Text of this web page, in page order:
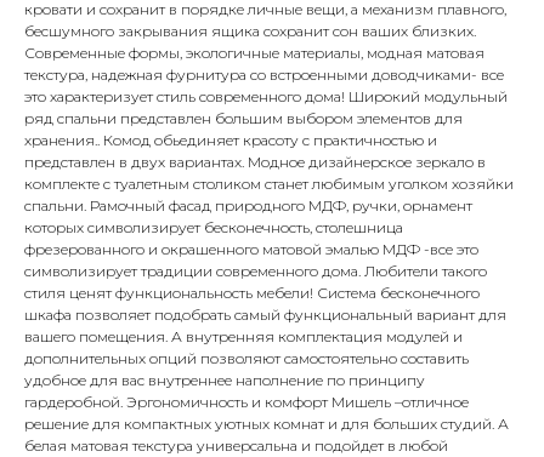
кровати и сохранит в порядке личные вещи, а механизм плавного,
бесшумного закрывания ящика сохранит сон ваших близких.
Современные формы, экологичные материалы, модная матовая
текстура, надежная фурнитура со встроенными доводчиками- все
это характеризует стиль современного дома! Широкий модульный
ряд спальни представлен большим выбором элементов для
хранения.. Комод обьединяет красоту с практичностью и
представлен в двух вариантах. Модное дизайнерское зеркало в
комплекте с туалетным столиком станет любимым уголком хозяйки
спальни. Рамочный фасад природного МДФ, ручки, орнамент
которых символизирует бесконечность, столешница
фрезерованного и окрашенного матовой эмалью МДФ -все это
символизирует традиции современного дома. Любители такого
стиля ценят функциональность мебели! Система бесконечного
шкафа позволяет подобрать самый функциональный вариант для
вашего помещения. А внутренняя комплектация модулей и
дополнительных опций позволяют самостоятельно составить
удобное для вас внутреннее наполнение по принципу
гардеробной. Эргономичность и комфорт Мишель –отличное
решение для компактных уютных комнат и для больших студий. А
белая матовая текстура универсальна и подойдет в любой